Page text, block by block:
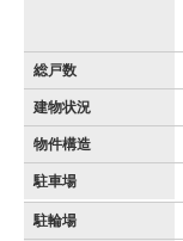
総戸数
建物状況
物件構造
駐車場
駐輪場